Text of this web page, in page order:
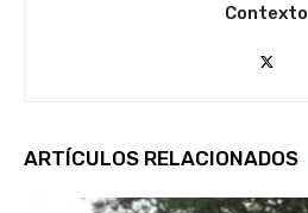
Contexto
ARTÍCULOS RELACIONADOS